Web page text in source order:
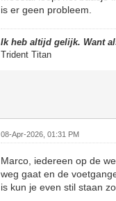
is er geen probleem.
Ik heb altijd gelijk. Want
Trident Titan
08-Apr-2026, 01:31 PM
Marco, iedereen op de
weg gaat en de
is kun je even stil staan